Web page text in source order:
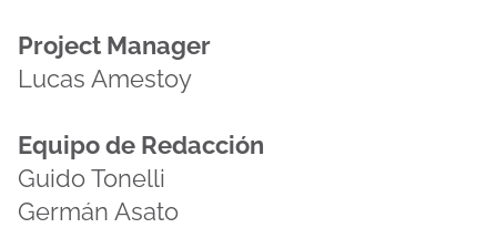
Project Manager
Lucas Amestoy
Equipo de Redacción
Guido Tonelli
Germán Asato